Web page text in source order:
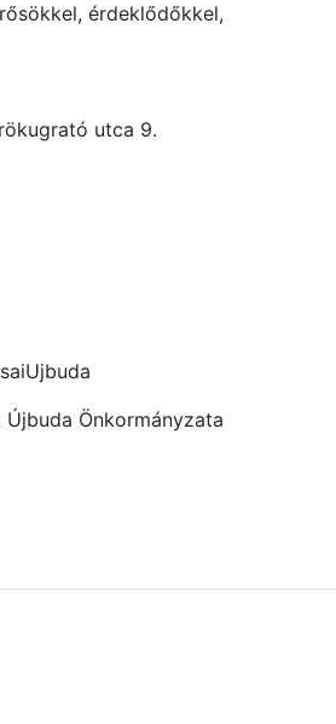
érdeklődőkkel,
utca 9.
Önkormányzata